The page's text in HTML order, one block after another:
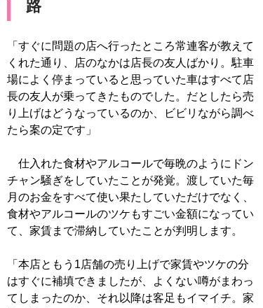
路
「すぐに問題の店へ行ったところ常連客が教えて
くれた通り、店のなかは店長の友人ばかり。駐車
場によく停まっていると思っていた車はすべて店
長の友人が乗ってきたものでした。だとしたら売
り上げはどうなっているのか、ビビリながら調べ
たら案の定です」
仕入れた食材やアルコールで毎晩のようにドン
チャン騒ぎをしていたことが発覚。渡していた毎
月のお金をすべて使い果たしていただけでなく、
食材やアルコールのツケもすごい金額になってい
て、家賃まで滞納していたことが判明します。
「本店ともう1店舗の売り上げで家賃やツケの分
はすぐに補填できましたが、よくない噂がまわっ
てしまったのか、それ以降は客足もイマイチ。家